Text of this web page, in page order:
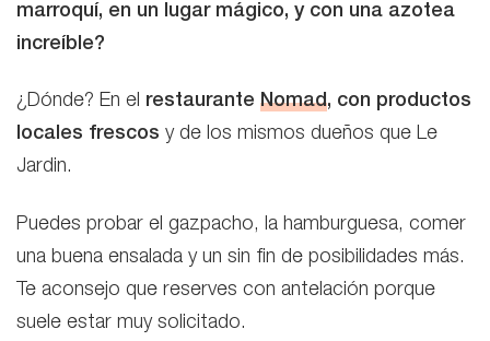
marroquí, en un lugar mágico, y con una azotea
increíble?
¿Dónde? En el restaurante Nomad, con productos
locales frescos y de los mismos dueños que Le
Jardin.
Puedes probar el gazpacho, la hamburguesa, comer
una buena ensalada y un sin fin de posibilidades más.
Te aconsejo que reserves con antelación porque
suele estar muy solicitado.